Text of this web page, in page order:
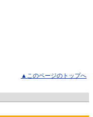
▲このページのトップへ